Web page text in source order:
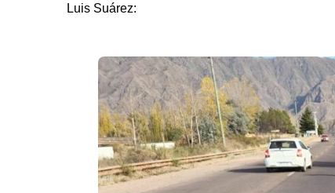
Luis Suárez: